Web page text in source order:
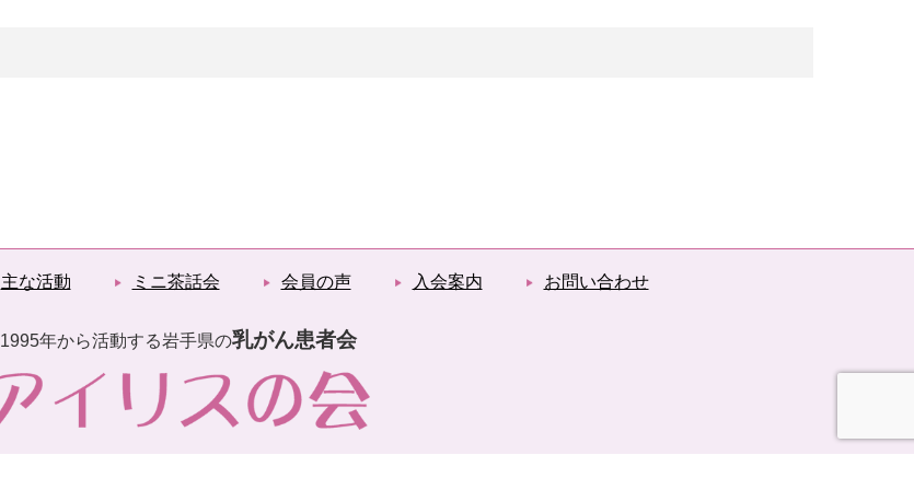
主な活動 ミニ茶話会 会員の声 入会案内 お問い合わせ
1995年から活動する岩手県の乳がん患者会